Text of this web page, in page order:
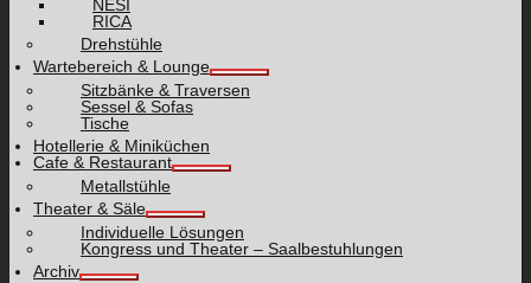
NESI
RICA
Drehstühle
Wartebereich & Lounge
Sitzbänke & Traversen
Sessel & Sofas
Tische
Hotellerie & Miniküchen
Cafe & Restaurant
Metallstühle
Theater & Säle
Individuelle Lösungen
Kongress und Theater – Saalbestuhlungen
Archiv